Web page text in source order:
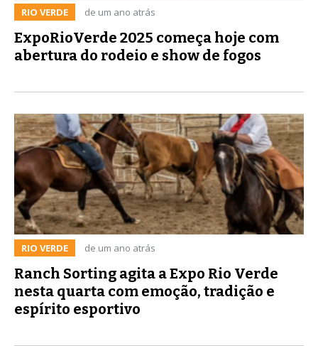
RIO VERDE de um ano atrás
ExpoRioVerde 2025 começa hoje com
abertura do rodeio e show de fogos
RIO VERDE de um ano atrás
Ranch Sorting agita a Expo Rio Verde
nesta quarta com emoção, tradição e
espírito esportivo